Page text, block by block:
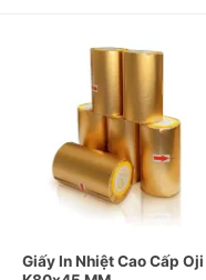
Giấy In Nhiệt Cao Cấp Oji